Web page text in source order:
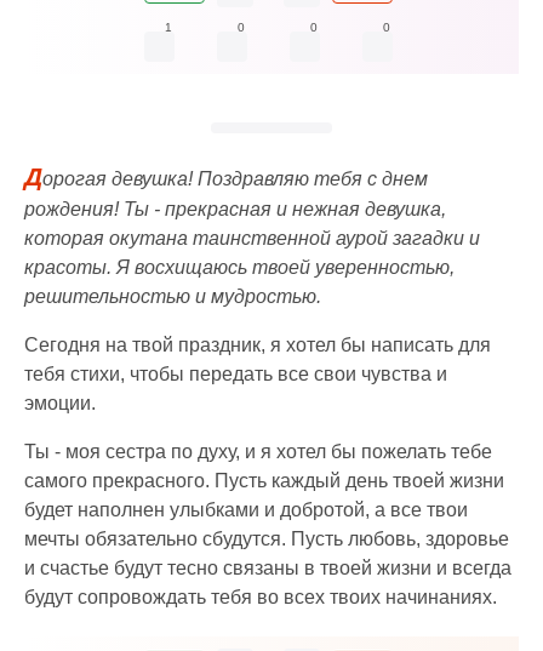
1 0 0 0
Дорогая девушка! Поздравляю тебя с днем
рождения! Ты - прекрасная и нежная девушка,
которая окутана таинственной аурой загадки и
красоты. Я восхищаюсь твоей уверенностью,
решительностью и мудростью.
Сегодня на твой праздник, я хотел бы написать для
тебя стихи, чтобы передать все свои чувства и
эмоции.
Ты - моя сестра по духу, и я хотел бы пожелать тебе
самого прекрасного. Пусть каждый день твоей жизни
будет наполнен улыбками и добротой, а все твои
мечты обязательно сбудутся. Пусть любовь, здоровье
и счастье будут тесно связаны в твоей жизни и всегда
будут сопровождать тебя во всех твоих начинаниях.